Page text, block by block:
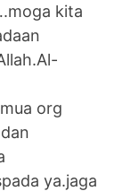
kita
org
ya.jaga